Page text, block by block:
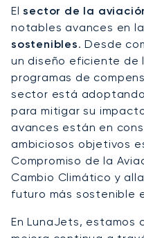
Elsector de la
notables avances en
sostenibles. Desde
un diseño eficiente de
programas de
sector está
para mitigar su
avances están en
ambiciosos objetivos
Compromiso de la
Cambio Climático y
futuro más sostenible
En LunaJets, estamos